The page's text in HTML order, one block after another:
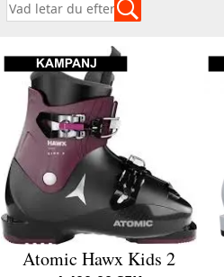
Atomic Hawx Kids 2